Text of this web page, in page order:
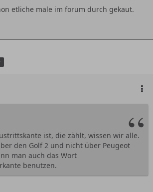
etliche male im forum durch gekaut.
ist, die zählt, wissen wir alle.
den Golf 2 und nicht über Peugeot
man auch das Wort
benutzen.